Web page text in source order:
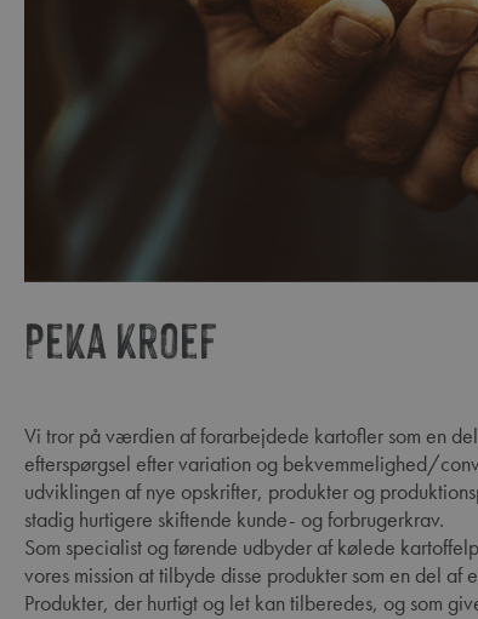
Peka Kroef
Vi tror på værdien af forarbejdede kartofler som en del af en ansvarlig kost og på dens merværdi i forhold til den øgede
efterspørgsel efter variation og bekvemmelighed/
udviklingen af nye opskrifter, produkter og
stadig hurtigere skiftende kunde- og forbrugerkrav.
Som specialist og førende udbyder af kølede
vores mission at tilbyde disse produkter som en del
Produkter, der hurtigt og let kan tilberedes, og som